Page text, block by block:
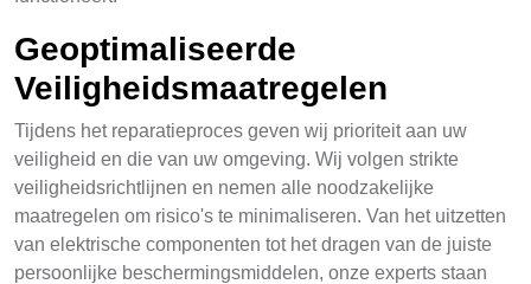
Geoptimaliseerde
Veiligheidsmaatregelen
Tijdens het reparatieproces geven wij prioriteit aan uw
veiligheid en die van uw omgeving. Wij volgen strikte
veiligheidsrichtlijnen en nemen alle noodzakelijke
maatregelen om risico's te minimaliseren. Van het uitzetten
van elektrische componenten tot het dragen van de juiste
persoonlijke beschermingsmiddelen, onze experts staan